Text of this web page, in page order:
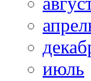
июль